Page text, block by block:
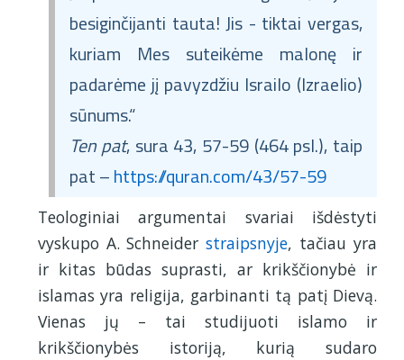
besiginčijanti tauta! Jis - tiktai vergas,
kuriam Mes suteikėme malonę ir
padarėme jį pavyzdžiu Israilo (Izraelio)
sūnums.“
Ten pat, sura 43, 57-59 (464 psl.), taip
pat –https://quran.com/43/57-59
Teologiniai argumentai svariai išdėstyti
vyskupo A. Schneider straipsnyje, tačiau yra
ir kitas būdas suprasti, ar krikščionybė ir
islamas yra religija, garbinanti tą patį Dievą.
Vienas jų – tai studijuoti islamo ir
krikščionybės istoriją, kurią sudaro